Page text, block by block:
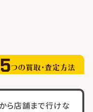
ら店舗まで行けな